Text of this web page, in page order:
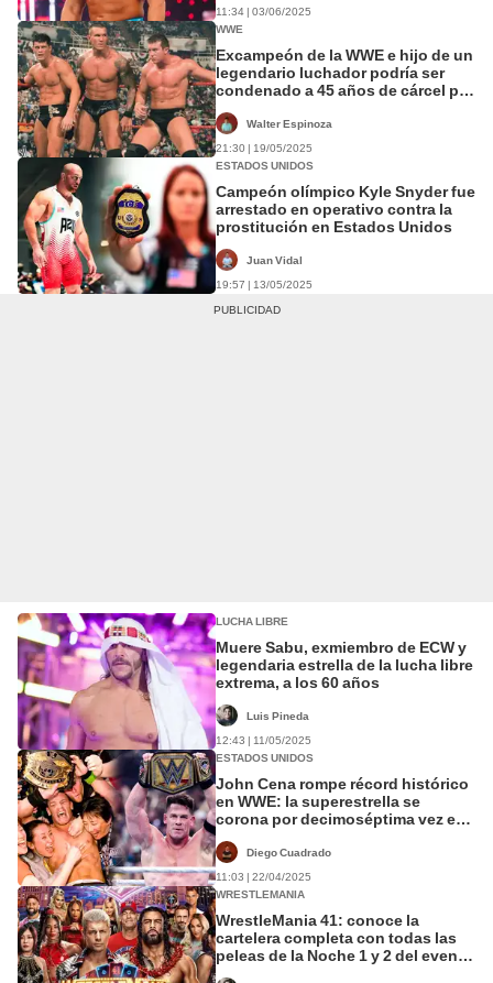
11:34 | 03/06/2025
WWE
Excampeón de la WWE e hijo de un
legendario luchador podría ser
condenado a 45 años de cárcel por
Walter Espinoza
21:30 | 19/05/2025
ESTADOS UNIDOS
Campeón olímpico Kyle Snyder fue
arrestado en operativo contra la
prostitución en Estados Unidos
Juan Vidal
19:57 | 13/05/2025
LUCHA LIBRE
Muere Sabu, exmiembro de ECW y
legendaria estrella de la lucha libre
extrema, a los 60 años
Luis Pineda
12:43 | 11/05/2025
ESTADOS UNIDOS
John Cena rompe récord histórico
en WWE: la superestrella se
corona por decimoséptima vez en
Diego Cuadrado
11:03 | 22/04/2025
WRESTLEMANIA
WrestleMania 41: conoce la
cartelera completa con todas las
peleas de la Noche 1 y 2 del evento